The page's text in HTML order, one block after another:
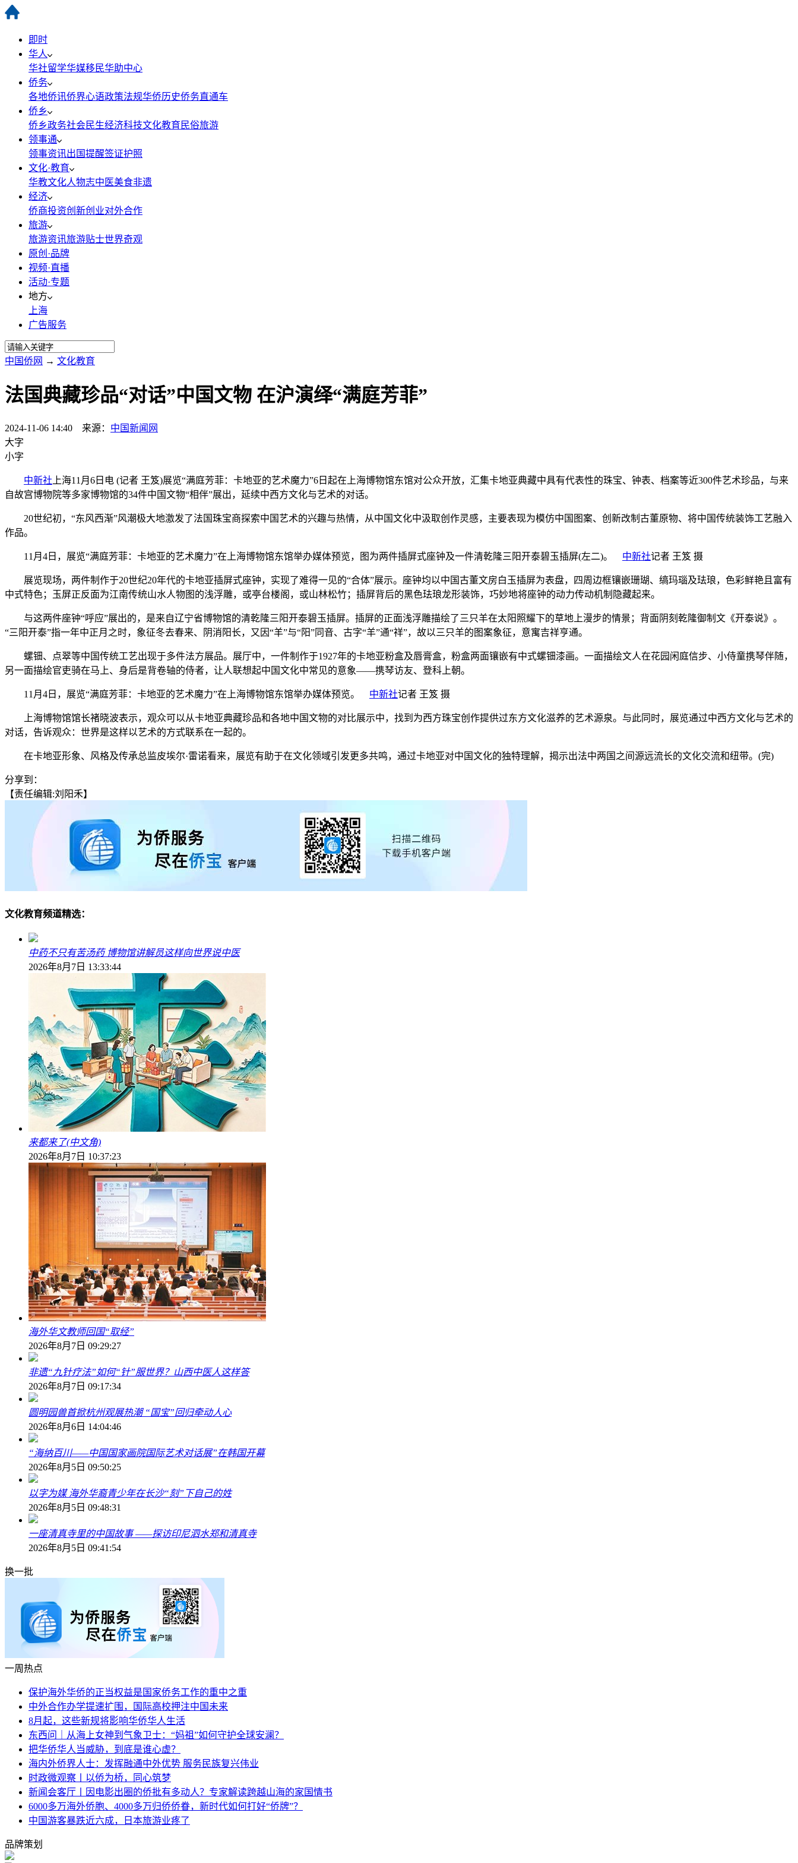
即时
华人
华社留学华媒移民华助中心
侨务
各地侨讯侨界心语政策法规华侨历史侨务直通车
侨乡
侨乡政务社会民生经济科技文化教育 民俗旅游
领事通
领事资讯出国提醒签证护照
文化·教育
华教文化人物志中医美食非遗
经济
侨商投资创新创业对外合作
旅游
旅游资讯旅游贴士世界奇观
原创·品牌
视频·直播
活动·专题
地方
上海
广告服务
中国侨网 → 文化教育
法国典藏珍品“对话”中国文物 在沪演绎“满庭芳菲”
2024-11-06 14:40 来源： 中国新闻网
大字
小字
中新社 上海11月6日电 (记者 王笈)展览“满庭芳菲：卡地亚的艺术魔力”6日起在上海博物馆东馆对公众开放，汇集卡地亚典藏中具有代表性的珠宝、钟表、档案等近300件艺术珍品，与来
自故宫博物院等多家博物馆的34件中国文物“相伴”展出，延续中西方文化与艺术的对话。
20世纪初，“东风西渐”风潮极大地激发了法国珠宝商探索中国艺术的兴趣与热情，从中国文化中汲取创作灵感，主要表现为模仿中国图案、创新改制古董原物、将中国传统装饰工艺融入
作品。
11月4日，展览“满庭芳菲：卡地亚的艺术魔力”在上海博物馆东馆举办媒体预览，图为两件插屏式座钟及一件清乾隆三阳开泰碧玉插屏(左二)。 中新社记者 王笈 摄
展览现场，两件制作于20世纪20年代的卡地亚插屏式座钟，实现了难得一见的“合体”展示。座钟均以中国古董文房白玉插屏为表盘，四周边框镶嵌珊瑚、缟玛瑙及珐琅，色彩鲜艳且富有
中式特色；玉屏正反面为江南传统山水人物图的浅浮雕，或亭台楼阁，或山林松竹；插屏背后的黑色珐琅龙形装饰，巧妙地将座钟的动力传动机制隐藏起来。
与这两件座钟“呼应”展出的，是来自辽宁省博物馆的清乾隆三阳开泰碧玉插屏。插屏的正面浅浮雕描绘了三只羊在太阳照耀下的草地上漫步的情景；背面阴刻乾隆御制文《开泰说》。
“三阳开泰”指一年中正月之时，象征冬去春来、阴消阳长，又因“羊”与“阳”同音、古字“羊”通“祥”，故以三只羊的图案象征，意寓吉祥亨通。
螺钿、点翠等中国传统工艺出现于多件法方展品。展厅中，一件制作于1927年的卡地亚粉盒及唇膏盒，粉盒两面镶嵌有中式螺钿漆画。一面描绘文人在花园闲庭信步、小侍童携琴伴随，
另一面描绘官吏骑在马上、身后是背卷轴的侍者，让人联想起中国文化中常见的意象——携琴访友、登科上朝。
11月4日，展览“满庭芳菲：卡地亚的艺术魔力”在上海博物馆东馆举办媒体预览。 中新社记者 王笈 摄
上海博物馆馆长褚晓波表示，观众可以从卡地亚典藏珍品和各地中国文物的对比展示中，找到为西方珠宝创作提供过东方文化滋养的艺术源泉。与此同时，展览通过中西方文化与艺术的
对话，告诉观众：世界是这样以艺术的方式联系在一起的。
在卡地亚形象、风格及传承总监皮埃尔·雷诺看来，展览有助于在文化领域引发更多共鸣，通过卡地亚对中国文化的独特理解，揭示出法中两国之间源远流长的文化交流和纽带。(完)
分享到：
【责任编辑:刘阳禾】
文化教育频道精选：
中药不只有苦汤药 博物馆讲解员这样向世界说中医
2026年8月7日 13:33:44
来都来了(中文角)
2026年8月7日 10:37:23
海外华文教师回国“取经”
2026年8月7日 09:29:27
非遗“九针疗法”如何“针”服世界？山西中医人这样答
2026年8月7日 09:17:34
圆明园兽首掀杭州观展热潮 “国宝”回归牵动人心
2026年8月6日 14:04:46
“海纳百川——中国国家画院国际艺术对话展”在韩国开幕
2026年8月5日 09:50:25
以字为媒 海外华裔青少年在长沙“刻”下自己的姓
2026年8月5日 09:48:31
一座清真寺里的中国故事 ——探访印尼泗水郑和清真寺
2026年8月5日 09:41:54
换一批
一周热点
保护海外华侨的正当权益是国家侨务工作的重中之重
中外合作办学提速扩围，国际高校押注中国未来
8月起，这些新规将影响华侨华人生活
东西问｜从海上女神到气象卫士：“妈祖”如何守护全球安澜？
把华侨华人当威胁，到底是谁心虚？
海内外侨界人士：发挥融通中外优势 服务民族复兴伟业
时政微观察丨以侨为桥，同心筑梦
新闻会客厅丨因电影出圈的侨批有多动人？专家解读跨越山海的家国情书
6000多万海外侨胞、4000多万归侨侨眷，新时代如何打好“侨牌”？
中国游客暴跌近六成，日本旅游业疼了
品牌策划